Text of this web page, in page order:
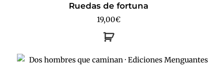
Ruedas de fortuna
19,00€